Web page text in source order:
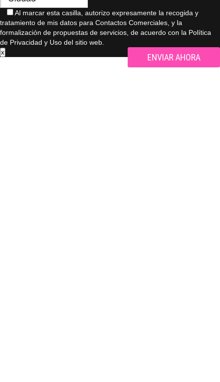
Al marcar esta casilla, autorizo ​​expresamente la recogida y
tratamiento de mis datos para Contactos Comerciales, y la
formalización de propuestas de servicios, de acuerdo con la Política
de Privacidad y Uso del sitio web.
x